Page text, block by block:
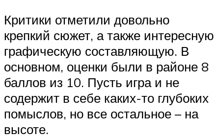
Критики отметили довольно
крепкий сюжет, а также интересную
графическую составляющую. В
основном, оценки были в районе 8
баллов из 10. Пусть игра и не
содержит в себе каких-то глубоких
помыслов, но все остальное – на
высоте.